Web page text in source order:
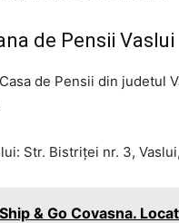
de Pensii Vaslui
de Pensii din judetul
Str. Bistriţei nr. 3,
& Go Covasna.